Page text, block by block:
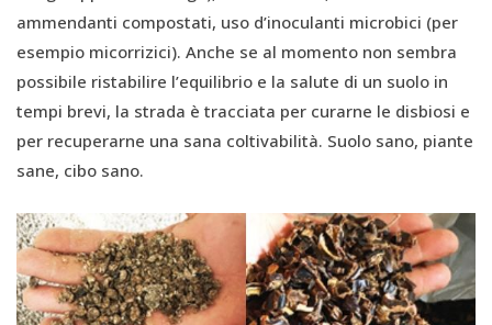
ammendanti compostati, uso d’inoculanti microbici (per
esempio micorrizici). Anche se al momento non sembra
possibile ristabilire l’equilibrio e la salute di un suolo in
tempi brevi, la strada è tracciata per curarne le disbiosi e
per recuperarne una sana coltivabilità. Suolo sano, piante
sane, cibo sano.